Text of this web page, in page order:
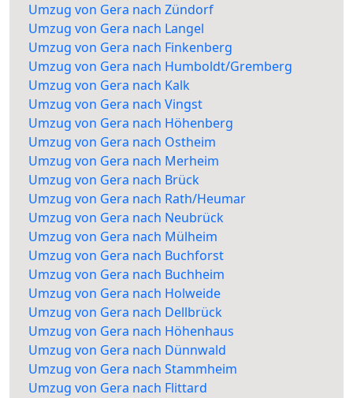
Umzug von Gera nach Zündorf
Umzug von Gera nach Langel
Umzug von Gera nach Finkenberg
Umzug von Gera nach Humboldt/Gremberg
Umzug von Gera nach Kalk
Umzug von Gera nach Vingst
Umzug von Gera nach Höhenberg
Umzug von Gera nach Ostheim
Umzug von Gera nach Merheim
Umzug von Gera nach Brück
Umzug von Gera nach Rath/Heumar
Umzug von Gera nach Neubrück
Umzug von Gera nach Mülheim
Umzug von Gera nach Buchforst
Umzug von Gera nach Buchheim
Umzug von Gera nach Holweide
Umzug von Gera nach Dellbrück
Umzug von Gera nach Höhenhaus
Umzug von Gera nach Dünnwald
Umzug von Gera nach Stammheim
Umzug von Gera nach Flittard